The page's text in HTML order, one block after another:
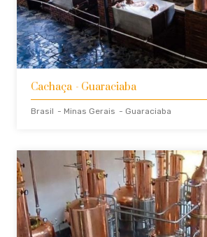
Cachaça - Guaraciaba
Brasil - Minas Gerais - Guaraciaba